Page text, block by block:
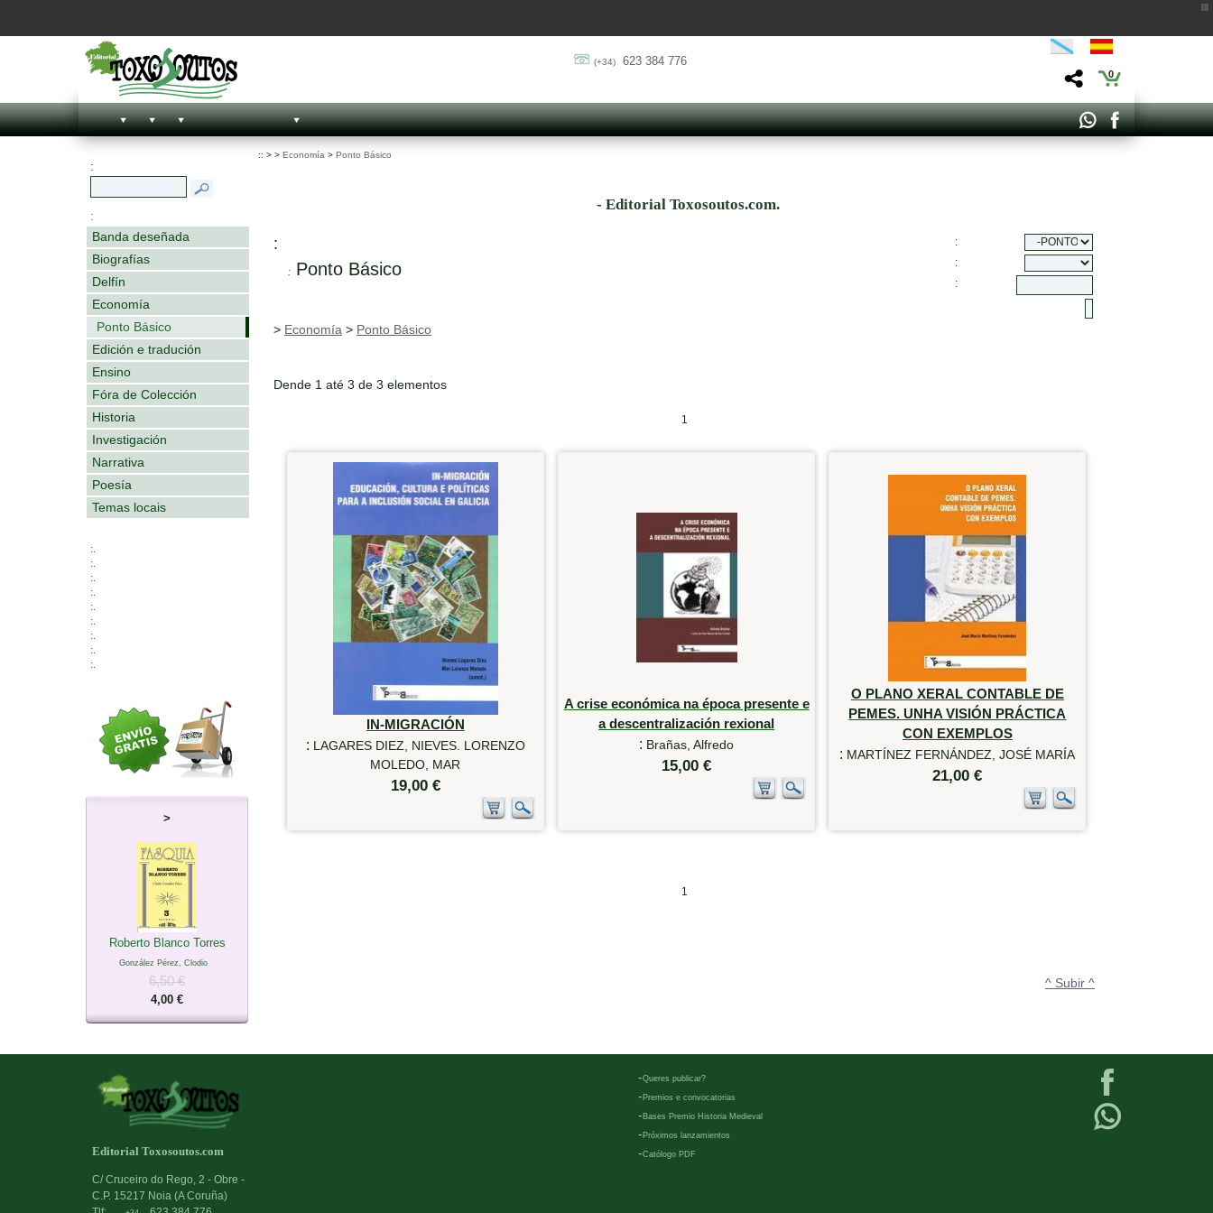
(+34) 623 384 776
0
:
:
Banda deseñada
Biografías
Delfín
Economía
Ponto Básico
Edición e tradución
Ensino
Fóra de Colección
Historia
Investigación
Narrativa
Poesía
Temas locais
:.
:.
:.
:.
:.
:.
:.
:.
:.
>
Roberto Blanco Torres
González Pérez, Clodio
6,50 €
4,00 €
:: > > Economía > Ponto Básico
- Editorial Toxosoutos.com.
:
: Ponto Básico
:
:
:
> Economía > Ponto Básico
Dende 1 até 3 de 3 elementos
1
IN-MIGRACIÓN
: LAGARES DIEZ, NIEVES. LORENZO
MOLEDO, MAR
19,00 €
A crise económica na época presente e
a descentralización rexional
: Brañas, Alfredo
15,00 €
O PLANO XERAL CONTABLE DE
PEMES. UNHA VISIÓN PRÁCTICA
CON EXEMPLOS
: MARTÍNEZ FERNÁNDEZ, JOSÉ MARÍA
21,00 €
1
^ Subir ^
Editorial Toxosoutos.com
C/ Cruceiro do Rego, 2 - Obre -
C.P. 15217 Noia (A Coruña)
-Queres publicar?
- Premios e convocatorias
- Bases Premio Historia Medieval
- Próximos lanzamientos
-Católogo PDF